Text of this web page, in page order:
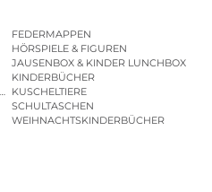
FEDERMAPPEN
HÖRSPIELE & FIGUREN
JAUSENBOX & KINDER LUNCHBOX
KINDERBÜCHER
| KINDERGARTENBEUTEL
KUSCHELTIERE
SCHULTASCHEN
WEIHNACHTSKINDERBÜCHER